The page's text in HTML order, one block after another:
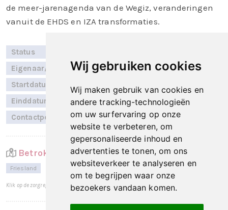
Wij gebruiken cookies
Wij maken gebruik van cookies en
andere tracking-technologieën
om uw surfervaring op onze
website te verbeteren, om
gepersonaliseerde inhoud en
advertenties te tonen, om ons
websiteverkeer te analyseren en
om te begrijpen waar onze
bezoekers vandaan komen.
de meer-jarenagenda van de Wegiz, veranderingen
vanuit de EHDS en IZA transformaties.
Status
Eigenaar/RSO
GERRIT
Startdatum
Juni 2025
Einddatum
December 2026
Contactpersoon
Marleen Oldenburger
Betrokken zorgregio's
Friesland Groningen Drenthe
Klik op de zorgregio voor een totaaloverzicht per zorgregio.